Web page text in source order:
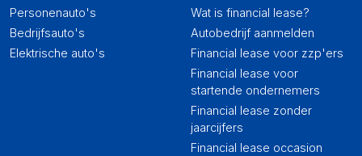
Personenauto's
Bedrijfsauto's
Elektrische auto's
Wat is financial lease?
Autobedrijf aanmelden
Financial lease voor zzp'ers
Financial lease voor
startende ondernemers
Financial lease zonder
jaarcijfers
Financial lease occasion